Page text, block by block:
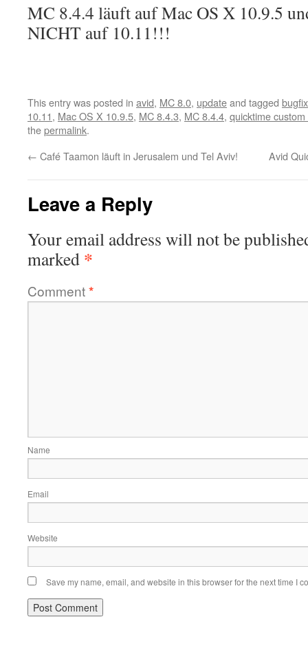
MC 8.4.4 läuft auf Mac OS X 10.9.5
NICHT auf 10.11!!!
This entry was posted in avid, MC 8.0, updateand tagged bugfix
10.11, Mac OS X 10.9.5, MC 8.4.3, MC 8.4.4, quicktime
thepermalink.
← Café Taamon läuft in Jerusalem und Tel Aviv! Avid
Leave a Reply
Your email address will not be
marked *
Comment*
Name
Email
Website
Save my name, email, and website in this browser for the next time I